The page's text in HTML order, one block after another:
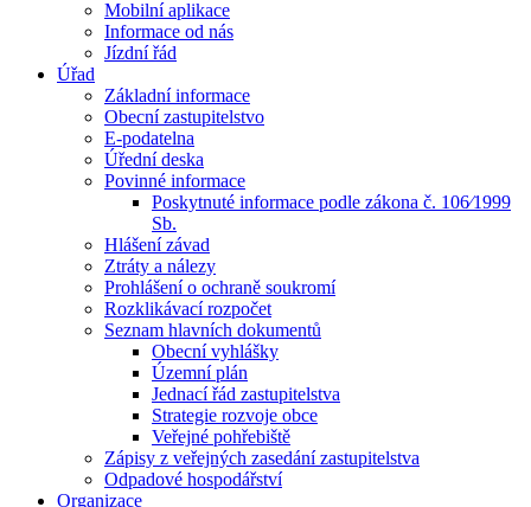
Mobilní aplikace
Informace od nás
Jízdní řád
Úřad
Základní informace
Obecní zastupitelstvo
E-podatelna
Úřední deska
Povinné informace
Poskytnuté informace podle zákona č. 106⁄1999
Sb.
Hlášení závad
Ztráty a nálezy
Prohlášení o ochraně soukromí
Rozklikávací rozpočet
Seznam hlavních dokumentů
Obecní vyhlášky
Územní plán
Jednací řád zastupitelstva
Strategie rozvoje obce
Veřejné pohřebiště
Zápisy z veřejných zasedání zastupitelstva
Odpadové hospodářství
Organizace